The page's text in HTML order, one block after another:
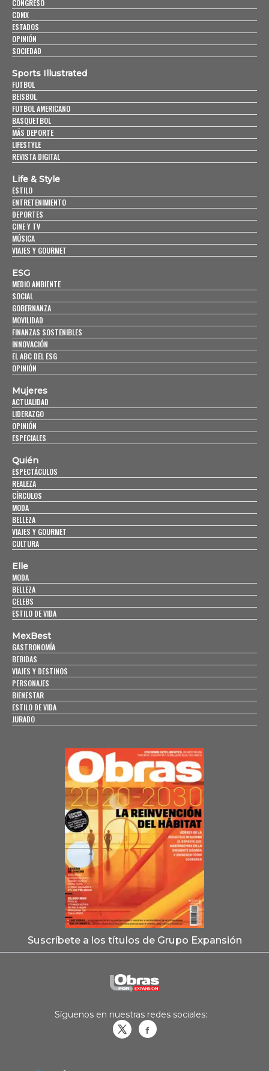
CONGRESO
CDMX
ESTADOS
OPINIÓN
SOCIEDAD
Sports Illustrated
FUTBOL
BEISBOL
FUTBOL AMERICANO
BASQUETBOL
MÁS DEPORTE
LIFESTYLE
REVISTA DIGITAL
Life & Style
ESTILO
ENTRETENIMIENTO
DEPORTES
CINE Y TV
MÚSICA
VIAJES Y GOURMET
ESG
MEDIO AMBIENTE
SOCIAL
GOBERNANZA
MOVILIDAD
FINANZAS SOSTENIBLES
INNOVACIÓN
EL ABC DEL ESG
OPINIÓN
Mujeres
ACTUALIDAD
LIDERAZGO
OPINIÓN
ESPECIALES
Quién
ESPECTÁCULOS
REALEZA
CÍRCULOS
MODA
BELLEZA
VIAJES Y GOURMET
CULTURA
Elle
MODA
BELLEZA
CELEBS
ESTILO DE VIDA
MexBest
GASTRONOMÍA
BEBIDAS
VIAJES Y DESTINOS
PERSONAJES
BIENESTAR
ESTILO DE VIDA
JURADO
Suscríbete a los títulos de Grupo Expansión
Síguenos en nuestras redes sociales: